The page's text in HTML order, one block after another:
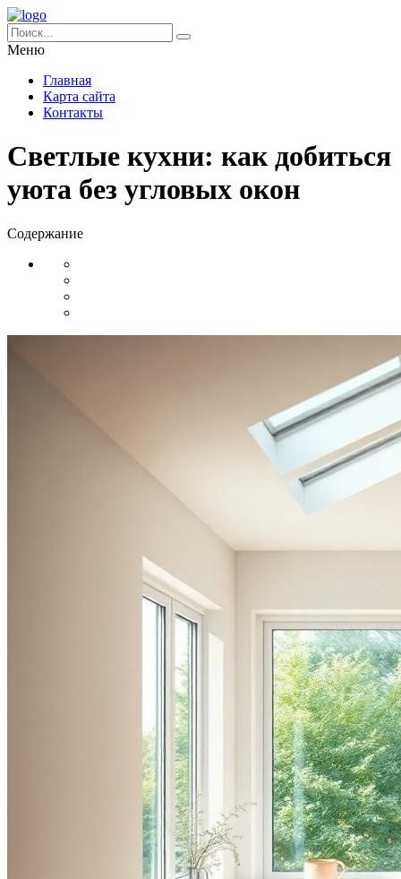
Меню
Главная
Карта сайта
Контакты
Светлые кухни: как добиться
уюта без угловых окон
Содержание